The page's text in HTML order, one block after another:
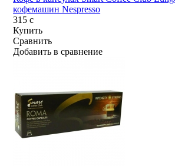
кофемашин Nespresso
315c
Купить
Сравнить
Добавить в сравнение